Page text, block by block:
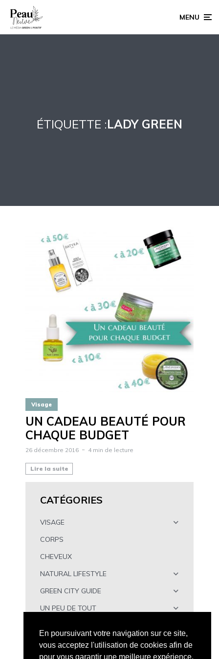
MENU
ÉTIQUETTE :LADY GREEN
Visage
UN CADEAU BEAUTÉ POUR
CHAQUE BUDGET
26 décembre 2016 4 min de lecture
Lire la suite
CATÉGORIES
VISAGE
CORPS
CHEVEUX
NATURAL LIFESTYLE
GREEN CITY GUIDE
UN PEU DE TOUT
En poursuivant votre navigation sur ce site,
vous acceptez l'utilisation de cookies afin de
pour vous garantir une meilleure expérience.